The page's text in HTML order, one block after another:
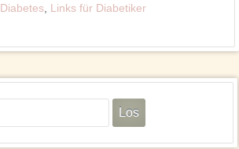
Diabetes Links für Diabetiker